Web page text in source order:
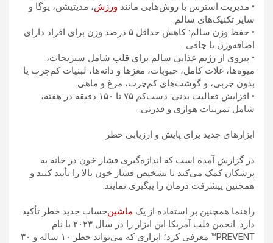
• مدیریت استرس با روش‌هایی مانند ورزش، مدیتیشن، یوگا و
سایر تکنیک‌های سالم.
• حفظ وزن سالم: کاهش حداقل ۵ درصد وزن برای افراد دارای
اضافه‌وزن یا چاقی.
• پیروی از رژیم غذایی سالم برای قلب شامل سبزیجات،
میوه‌ها، غلات کامل، حبوبات، مغزها و دانه‌ها، لبنیات کم‌چرب یا
بدون چربی، و گوشت‌های کم‌چرب، مرغ و ماهی.
• افزایش فعالیت بدنی: دست‌کم ۷۵ تا ۱۵۰ دقیقه در هفته،
شامل تمرینات هوازی و قدرتی.
ابزارهای جدید برای پایش و ارزیابی خطر
در گزارش آمده است که اندازه‌گیری فشار خون در خانه به
پزشکان کمک می‌کند تا تشخیص فشار خون بالا را تأیید کنند و
همچنین پیشرفت درمان را پیگیری نمایند.
راهنما همچنین بر استفاده از یک ماشین‌حساب جدید خطر تأکید
دارد. انجمن قلب آمریکا این ابزار را در سال ۲۰۲۳ با نام
PREVENT™ معرفی کرد؛ ابزاری که می‌تواند خطر ۱۰ ساله و ۳۰